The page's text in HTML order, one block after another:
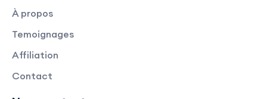
À propos
Temoignages
Affiliation
Contact